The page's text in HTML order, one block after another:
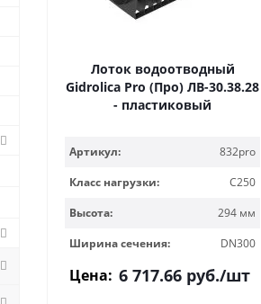
Лоток водоотводный
Gidrolica Pro (Про) ЛВ-30.38.28
- пластиковый
Артикул:
832pro
Класс нагрузки:
C250
Высота:
294 мм
Ширина сечения:
DN300
Цена: 6 717.66руб./шт